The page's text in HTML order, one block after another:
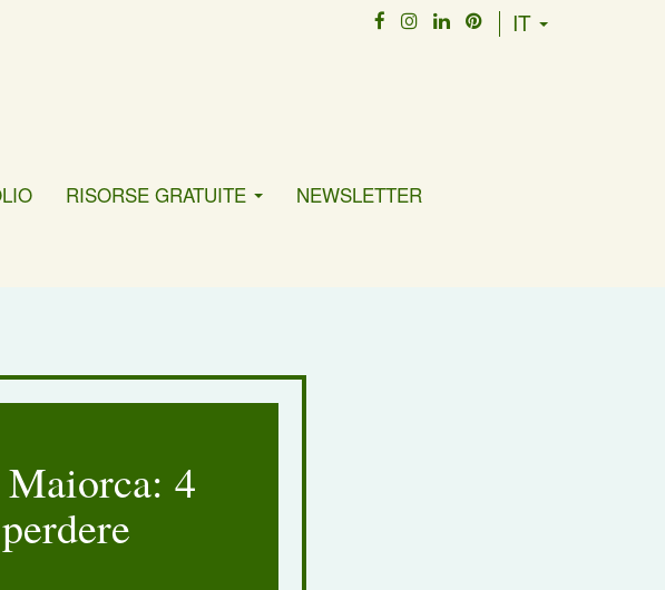
IT
RISORSE GRATUITE NEWSLETTER
4